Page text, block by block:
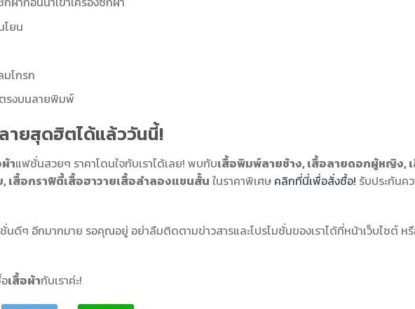
โยน
โกรก
รงบนลายพิมพ์
ายสุดฮิตได้แล้ววันนี้!
าแฟชั่นสวยๆ ราคาโดนใจกับเราได้เลย! พบกับเสื้อพิมพ์ลายช้าง, เสื้อลายดอกผู้หญิง,
เสื้อกราฟิตี้เสื้อฮาวายเสื้อลําลองแขนสั้น ในราคาพิเศษ คลิกที่นี่เพื่อสั่งซื้อ! รับประกันค
นดีๆ อีกมากมาย รอคุณอยู่ อย่าลืมติดตามข่าวสารและโปรโมชั่นของเราได้ที่หน้าเว็บไซต์ ห
เสื้อผ้ากับเราค่ะ!